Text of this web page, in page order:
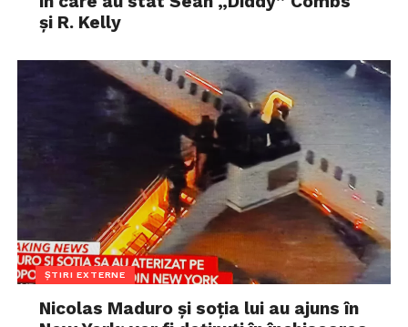
și R. Kelly
ȘTIRI EXTERNE
Nicolas Maduro și soția lui au ajuns în